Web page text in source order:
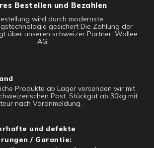
Bestellen und Bezahlen
wird durch modernste
gesichert Die Zahlung der
über unseren schweizer Partner, Wallee
AG.
Produkte ab Lager versenden wir mit
Post. Stückgut ab 30kg mit
nach Voranmeldung.
und defekte
/ Garantie: